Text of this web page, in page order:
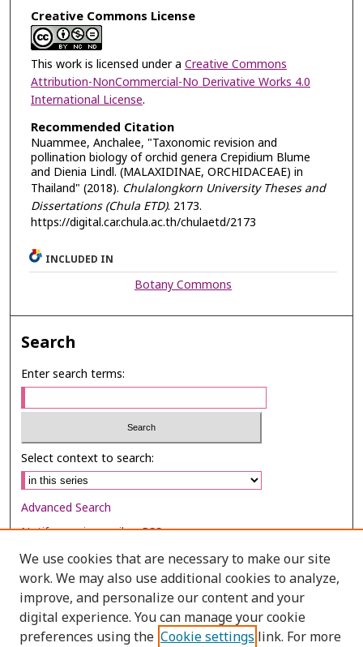
Creative Commons License
This work is licensed under a Creative Commons
Attribution-NonCommercial-No Derivative Works 4.0
International License.
Recommended Citation
Nuammee, Anchalee, "Taxonomic revision and
pollination biology of orchid genera Crepidium Blume
and Dienia Lindl. (MALAXIDINAE, ORCHIDACEAE) in
Thailand" (2018). Chulalongkorn University Theses and
Dissertations (Chula ETD). 2173.
https://digital.car.chula.ac.th/chulaetd/2173
INCLUDED IN
Botany Commons
Search
Enter search terms:
Select context to search:
Advanced Search
Notify me via email orRSS
Browse
Collections
Disciplines
We use cookies that are necessary to make our site
work. We may also use additional cookies to analyze,
improve, and personalize our content and your
digital experience. You can manage your cookie
preferences using the Cookie settings link. For more